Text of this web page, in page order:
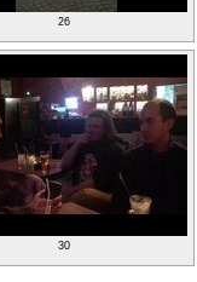
26
30